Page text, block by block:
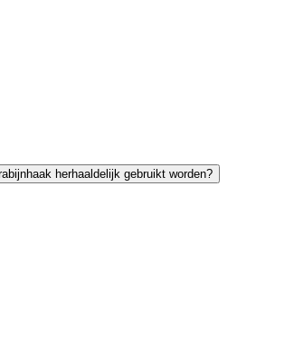
herhaaldelijk gebruikt worden?